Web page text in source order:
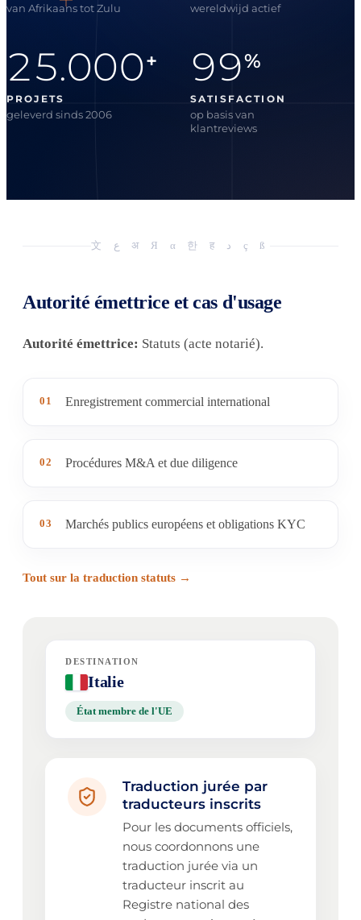
van Afrikaans tot Zulu wereldwijd actief
25.000+
PROJETS
geleverd sinds 2006
99%
SATISFACTION
op basis van
klantreviews
文 ع अ Я α 한 ह د ç ß
Autorité émettrice et cas d'usage
Autorité émettrice: Statuts (acte notarié).
01 Enregistrement commercial international
02 Procédures M&A et due diligence
03 Marchés publics européens et obligations KYC
Tout sur la traduction statuts →
DESTINATION
Italie
État membre de l'UE
Traduction jurée par
traducteurs inscrits
Pour les documents officiels,
nous coordonnons une
traduction jurée via un
traducteur inscrit au
Registre national des